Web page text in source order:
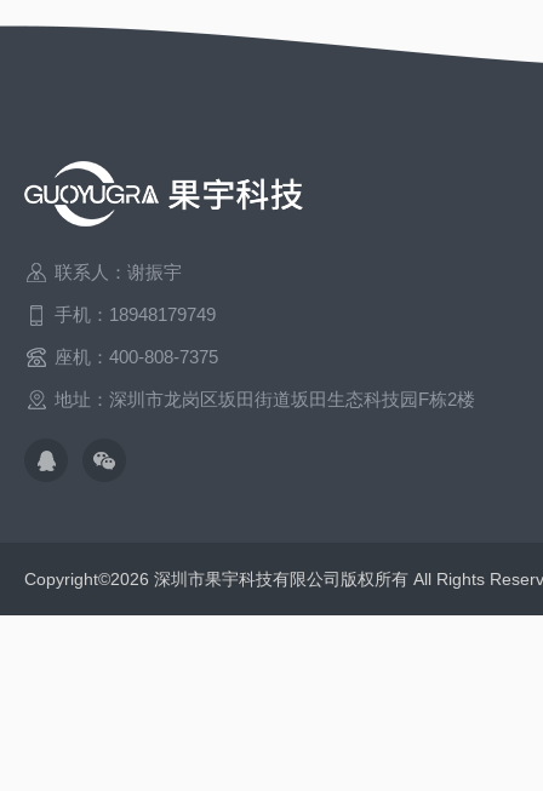
联系人：谢振宇
手机：18948179749
座机：400-808-7375
地址：深圳市龙岗区坂田街道坂田生态科技园F栋2楼
Copyright©2026 深圳市果宇科技有限公司版权所有 All Rights